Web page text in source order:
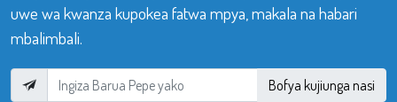
uwe wa kwanza kupokea fatwa mpya, makala na habari
mbalimbali.
Bofya kujiunga nasi